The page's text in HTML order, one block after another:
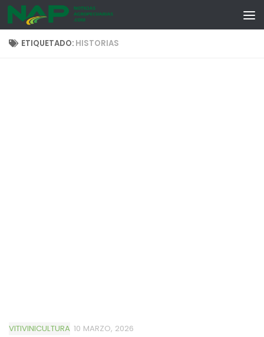
Skip to content
ETIQUETADO: HISTORIAS
VITIVINICULTURA 10 MARZO, 2026